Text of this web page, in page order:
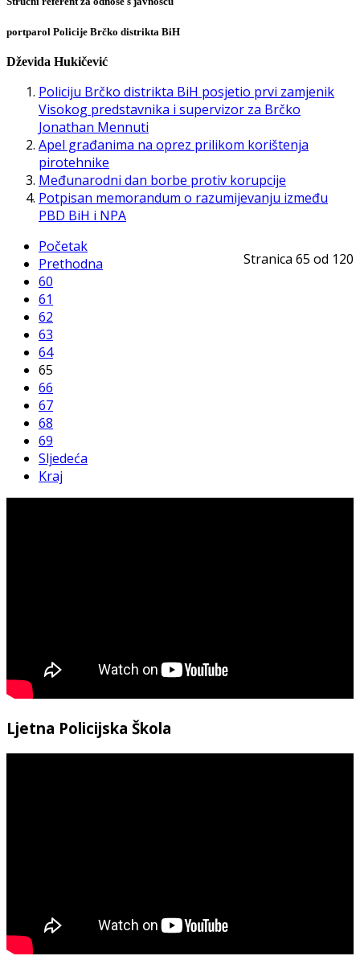
portparol Policije Brčko distrikta BiH
Dževida Hukičević
Policiju Brčko distrikta BiH posjetio prvi zamjenik
Visokog predstavnika i supervizor za Brčko
Jonathan Mennuti
Apel građanima na oprez prilikom korištenja
pirotehnike
Međunarodni dan borbe protiv korupcije
Potpisan memorandum o razumijevanju između
PBD BiH i NPA
Stranica 65 od 120
Početak
Prethodna
60
61
62
63
64
65
66
67
68
69
Sljedeća
Kraj
Ljetna Policijska Škola